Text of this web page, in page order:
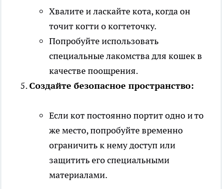
Хвалите и ласкайте кота, когда он
точит когти о когтеточку.
Попробуйте использовать
специальные лакомства для кошек в
качестве поощрения.
Создайте безопасное пространство:
Если кот постоянно портит одно и то
же место, попробуйте временно
ограничить к нему доступ или
защитить его специальными
материалами.